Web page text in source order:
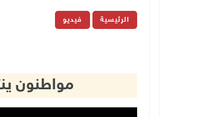
الرئيسية فيديو
مواطنون